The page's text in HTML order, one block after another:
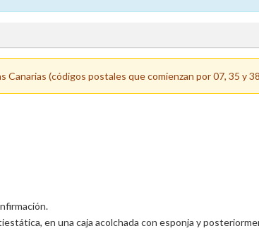
Canarias (códigos postales que comienzan por 07, 35 y
en una caja acolchada con esponja y